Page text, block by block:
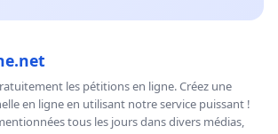
les pétitions en ligne. Créez une
en ligne en utilisant notre service puissant !
tous les jours dans divers médias,